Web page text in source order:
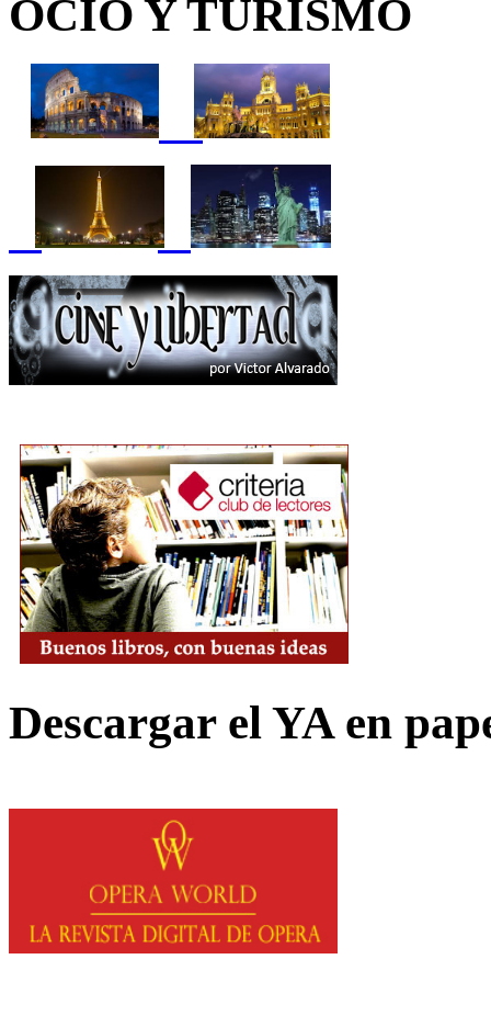
OCIO Y TURISMO
Descargar el YA en